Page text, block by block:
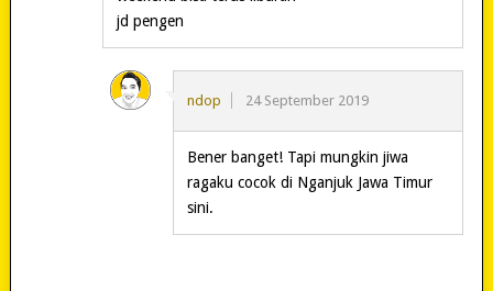
jd pengen
ndop 24 September 2019
Bener banget! Tapi mungkin jiwa
ragaku cocok di Nganjuk Jawa Timur
sini.